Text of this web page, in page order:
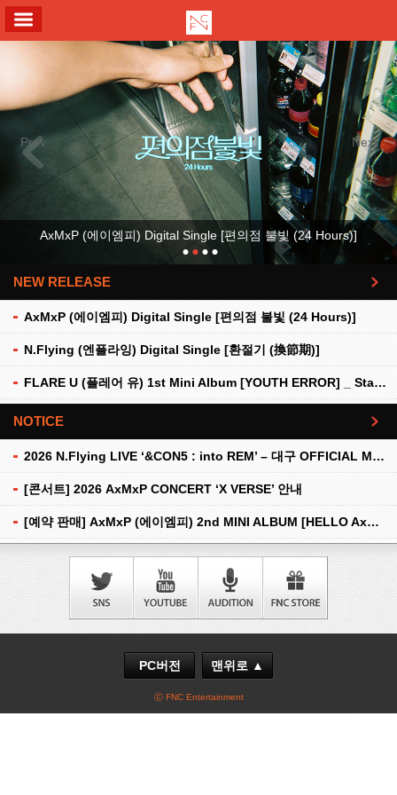
Previous Next
AxMxP (에이엠피) Digital Single [편의점 불빛 (24 Hours)]
NEW RELEASE
AxMxP (에이엠피) Digital Single [편의점 불빛 (24 Hours)]
N.Flying (엔플라잉) Digital Single [환절기 (換節期)]
FLARE U (플레어 유) 1st Mini Album [YOUTH ERROR] _ Stationery Kit Ver.
더보기
NOTICE
2026 N.Flying LIVE ‘&CON5 : into REM’ – 대구 OFFICIAL MD 현장 판매 안내
[콘서트] 2026 AxMxP CONCERT ‘X VERSE’ 안내
[예약 판매] AxMxP (에이엠피) 2nd MINI ALBUM [HELLO AxMxP] 예약 판매 안내
더보기
PC버전 맨위로 ▲
ⓒ FNC Entertainment